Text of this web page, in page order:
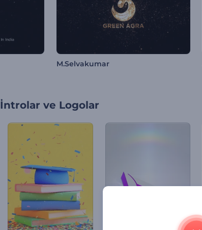
M.Selvakumar
İntrolar ve Logolar